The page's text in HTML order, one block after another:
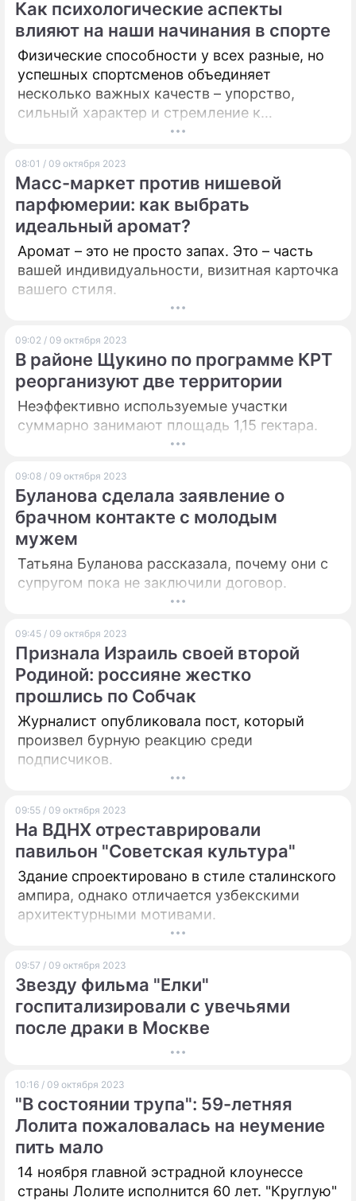
Чистякова – методолог, предприниматель,
основатель онлайн-школы "Bumblebee",
автор и ведущая онлайн-курсов.
Как психологические аспекты
влияют на наши начинания в спорте
Физические способности у всех разные, но
успешных спортсменов объединяет
несколько важных качеств – упорство,
сильный характер и стремление к
выдающимся результатам. Это могут быть
но смысл спорта состоит в том, чтобы стать
победителем. Для успеха очень важны
правильная мотивация и психологическое
состояние спортсмена.
08:01 / 09 октября 2023
Масс-маркет против нишевой
парфюмерии: как выбрать
идеальный аромат?
Аромат – это не просто запах. Это – часть
вашей индивидуальности, визитная карточка
вашего стиля.
09:02 / 09 октября 2023
В районе Щукино по программе КРТ
реорганизуют две территории
Неэффективно используемые участки
суммарно занимают площадь 1,15 гектара.
09:08 / 09 октября 2023
Буланова сделала заявление о
брачном контакте с молодым
мужем
Татьяна Буланова рассказала, почему они с
супругом пока не заключили договор.
09:45 / 09 октября 2023
Признала Израиль своей второй
Родиной: россияне жестко
прошлись по Собчак
Журналист опубликовала пост, который
произвел бурную реакцию среди
подписчиков.
09:55 / 09 октября 2023
На ВДНХ отреставрировали
павильон "Советская культура"
Здание спроектировано в стиле сталинского
ампира, однако отличается узбекскими
архитектурными мотивами.
09:57 / 09 октября 2023
Звезду фильма "Елки"
госпитализировали с увечьями
после драки в Москве
10:16 / 09 октября 2023
"В состоянии трупа": 59-летняя
Лолита пожаловалась на неумение
пить мало
14 ноября главной эстрадной клоунессе
страны Лолите исполнится 60 лет. "Круглую"